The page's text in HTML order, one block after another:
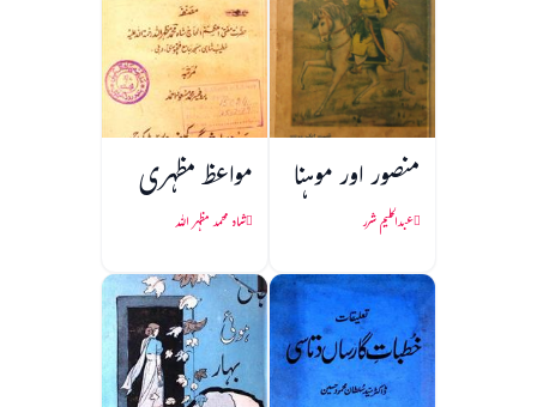
منصور اور موہنا
عبدالحلیم شرر
مواعظ مظہری
شاہ محمد مظہر اللہ